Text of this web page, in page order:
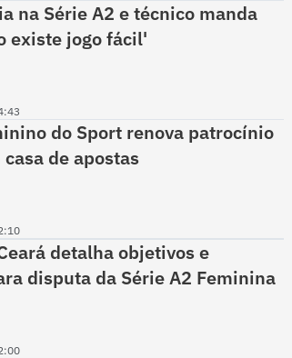
na Série A2 e técnico manda
existe jogo fácil'
do Sport renova patrocínio
de apostas
detalha objetivos e
disputa da Série A2 Feminina